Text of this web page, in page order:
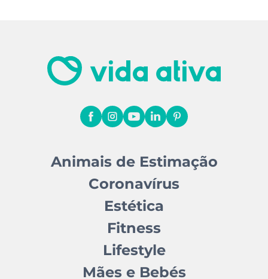
Animais de Estimação
Coronavírus
Estética
Fitness
Lifestyle
Mães e Bebés